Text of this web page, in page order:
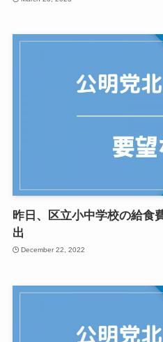
昨日、区立小中学校の給食
出
December 22, 2022